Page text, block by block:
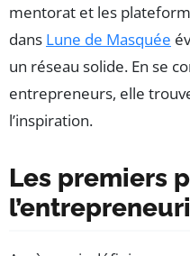
mentorat et les
dans Lune de Masquée
un réseau solide. En se
entrepreneurs, elle
l’inspiration.
Les premiers